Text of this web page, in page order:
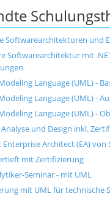
Softwarearchitekturen und
Softwarearchitektur mit
Language (UML) -
Language (UML) -
Language (UML) -
und Design inkl.
Enterprise Architect (EA) von
mit Zertifizierung
Seminar - mit UML
mit UML für technische